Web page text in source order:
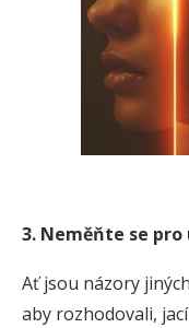
3. Neměňte se
Ať jsou názory
aby rozhodovali,